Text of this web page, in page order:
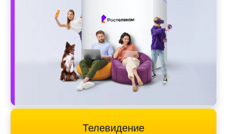
Телевидение